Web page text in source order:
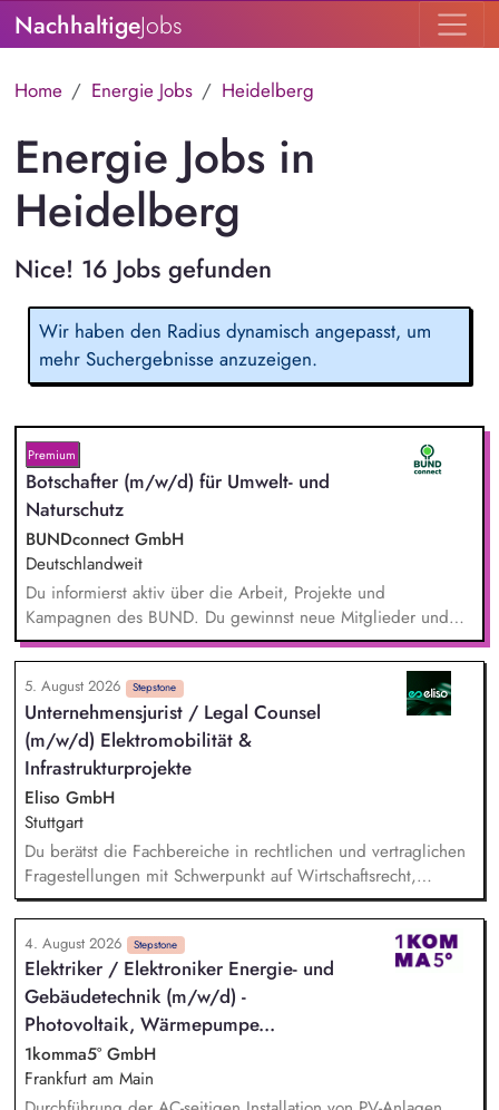
NachhaltigeJobs
Home Energie Jobs Heidelberg
Energie Jobs in
Heidelberg
Nice! 16 Jobs gefunden
Wir haben den Radius dynamisch angepasst, um
mehr Suchergebnisse anzuzeigen.
Premium
Botschafter (m/w/d) für Umwelt- und
Naturschutz
BUNDconnect GmbH
Deutschlandweit
Du informierst aktiv über die Arbeit, Projekte und
Kampagnen des BUND. Du gewinnst neue Mitglieder und
stärkst damit langfristig den Umwelt- und Naturschutz. Du
beantwortest Fragen zu Umwelt-, Arten- und Klimaschutz nach
bestem Wissen und Gewissen. Du unterstützt Kampagnen
und Aktionen, beispielsweise durch das Sammeln von
Unterschriften für Petitionen.
5. August 2026 Stepstone
Unternehmensjurist / Legal Counsel
(m/w/d) Elektromobilität &
Infrastrukturprojekte
Eliso GmbH
Stuttgart
Du berätst die Fachbereiche in rechtlichen und vertraglichen
Fragestellungen mit Schwerpunkt auf Wirtschaftsrecht,
Zivilrecht, Handelsrecht, Gesellschaftsrecht und Energierecht
Du begleitest rechtlich Infrastruktur- und
Ladeinfrastrukturprojekte über den gesamten
Projektlebenszyklus, insbesondere das bundesweite „Lkw-
Schnellladenetz" Du identifizierst, bewertest und steuerst
rechtliche und vertragliche Risiken und entwickelst
praxisorientierte Lösungsansätze Du arbeitest beim
Wissensmanagement und der Erschließung neuer
Rechtsgebiete in den Bereichen Elektromobilität und
4. August 2026 Stepstone
Elektriker / Elektroniker Energie- und
Gebäudetechnik (m/w/d) -
Photovoltaik, Wärmepumpe...
1komma5° GmbH
Frankfurt am Main